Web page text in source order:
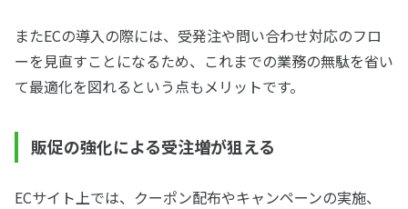
またECの導入の際には、受発注や問い合わせ対応のフロ
ーを見直すことになるため、これまでの業務の無駄を省い
て最適化を図れるという点もメリットです。
販促の強化による受注増が狙える
ECサイト上では、クーポン配布やキャンペーンの実施、